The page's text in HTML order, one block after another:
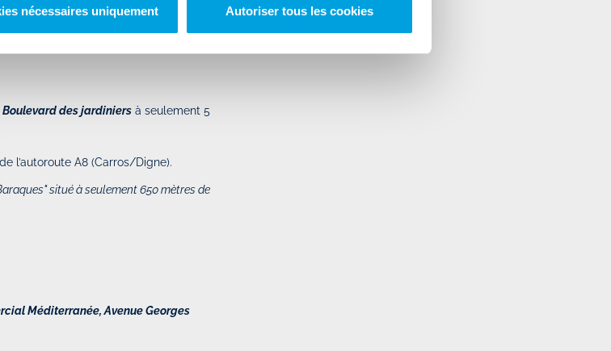
nécessaires uniquement Autoriser tous les cookies
Boulevard des jardiniers à seulement 5
l’autoroute A8 (Carros/Digne).
situé à seulement 650 mètres de
Méditerranée, Avenue Georges